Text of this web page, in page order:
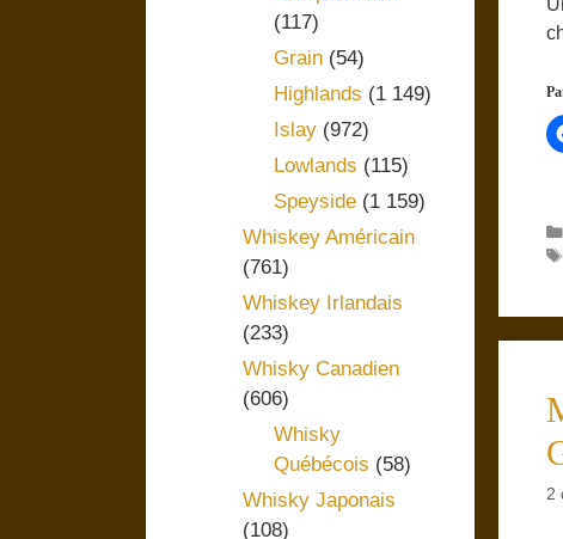
2
(117)
Grain(54)
Highlands (1 149)
Islay(972)
Lowlands (115)
Speyside(1 159)
Whiskey Américain
(761)
Whiskey Irlandais
(233)
Whisky Canadien
(606)
Whisky
Québécois (58)
Whisky Japonais
(108)